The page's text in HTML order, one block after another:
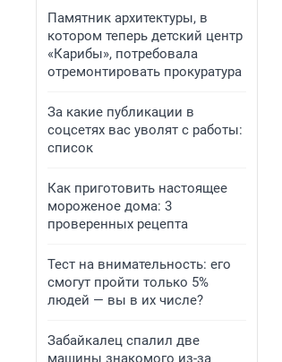
Памятник архитектуры, в
котором теперь детский центр
«Карибы», потребовала
отремонтировать прокуратура
За какие публикации в
соцсетях вас уволят с работы:
список
Как приготовить настоящее
мороженое дома: 3
проверенных рецепта
Тест на внимательность: его
смогут пройти только 5%
людей — вы в их числе?
Забайкалец спалил две
машины знакомого из-за